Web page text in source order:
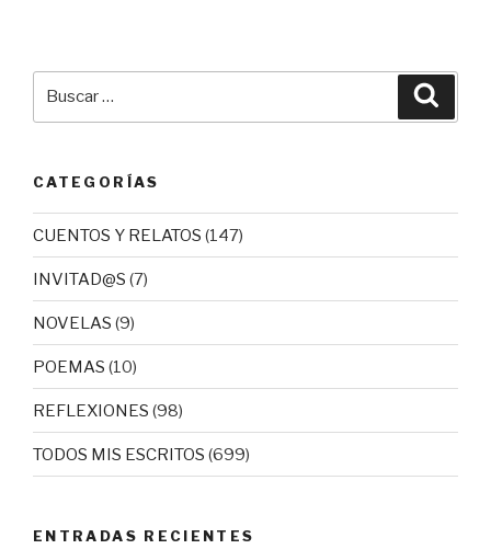
CATEGORÍAS
CUENTOS Y RELATOS (147)
INVITAD@S (7)
NOVELAS (9)
POEMAS (10)
REFLEXIONES (98)
TODOS MIS ESCRITOS (699)
ENTRADAS RECIENTES